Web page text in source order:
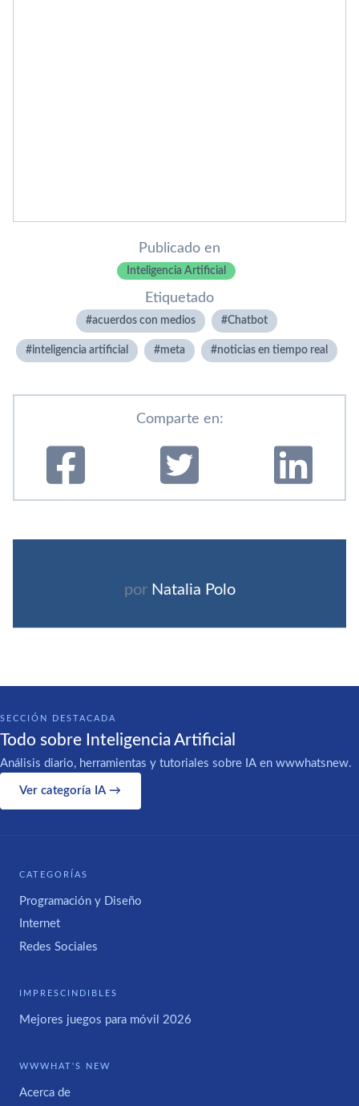
Publicado en
Inteligencia Artificial
Etiquetado
acuerdos con medios Chatbot
inteligencia artificial meta noticias en tiempo real
Comparte en:
por Natalia Polo
SECCIÓN DESTACADA
Todo sobre Inteligencia Artificial
Análisis diario, herramientas y tutoriales sobre IA en wwwhatsnew.
Ver categoría IA →
CATEGORÍAS
Programación y Diseño
Internet
Redes Sociales
IMPRESCINDIBLES
Mejores juegos para móvil 2026
WWWHAT'S NEW
Acerca de